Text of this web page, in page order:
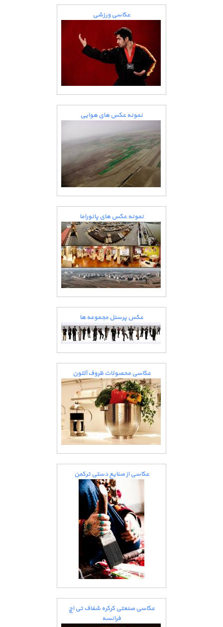
عکاسی ورزشی
نمونه عکس های هوایی
نمونه عکس های پانوراما
عکس پرسنل مجموعه ها
عکاسی محصولات ظروف آلتون
عکاسی از صنایع دستی ترکمن
عکاسی صنعتی کرکره شفاف تی اچ
فرانسه